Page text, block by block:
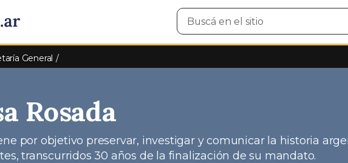
Buscar
en
General
Rosada
por objetivo preservar, investigar y comunicar la historia
transcurridos 30 años de la finalización de su mandato.